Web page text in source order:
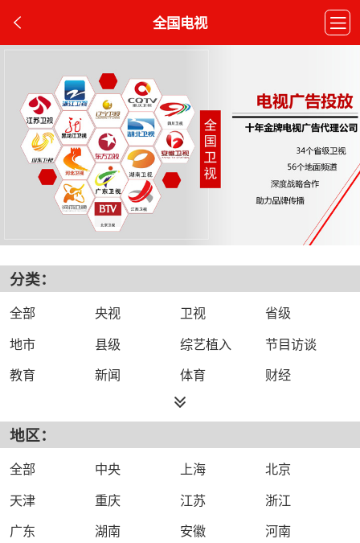
全国电视
分类：
全部 央视 卫视
省级
地市
县级 综艺植入
节目访谈
教育
新闻 体育
财经
科技
都市
文化
文艺 娱乐
影视
电影
生活 电视剧
综合
时尚
民生 IPTV智能电视
数字电视
地区：
全部 中央 上海
北京
天津
重庆 江苏
浙江
广东
湖南 安徽
河南